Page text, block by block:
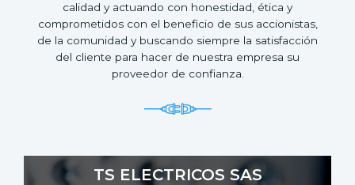
calidad y actuando con honestidad, ética y
comprometidos con el beneficio de sus accionistas,
de la comunidad y buscando siempre la satisfacción
del cliente para hacer de nuestra empresa su
proveedor de confianza.
TS ELECTRICOS SAS